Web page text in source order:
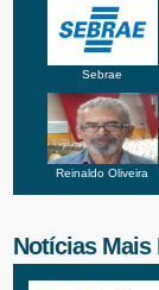
Sebrae
Reinaldo Oliveira
Notícias Mais